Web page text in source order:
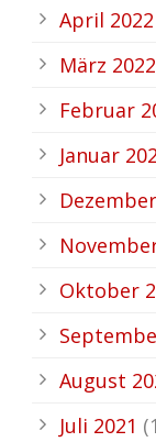
April 2022
März 2022
Februar
Januar
Oktober
August
Juli 2021